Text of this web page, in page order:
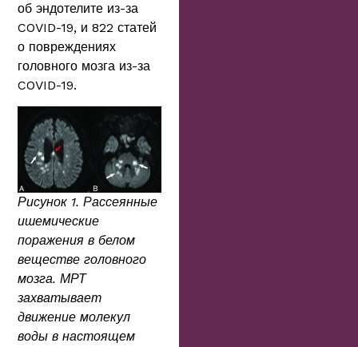
об эндотелите из-за
COVID-19, и 822 статей
о повреждениях
головного мозга из-за
COVID-19.
Рисунок 1. Рассеянные
ишемические
поражения в белом
веществе головного
мозга. МРТ
захватывает
движение молекул
воды в настоящем